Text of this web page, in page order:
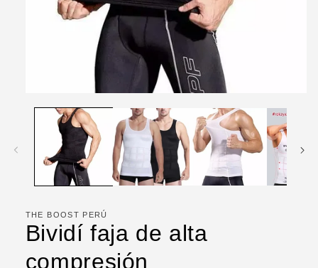
elemento
multimedia
ventana
THE BOOST PERÚ
Bividí faja de alta
compresión